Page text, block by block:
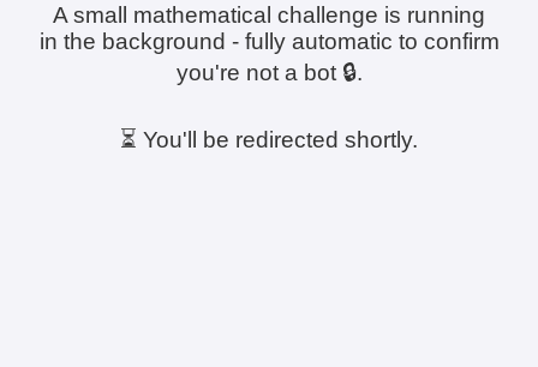
A small mathematical challenge is running
in the background - fully automatic to confirm
you're not a bot 🔒.
⏳ You'll be redirected shortly.